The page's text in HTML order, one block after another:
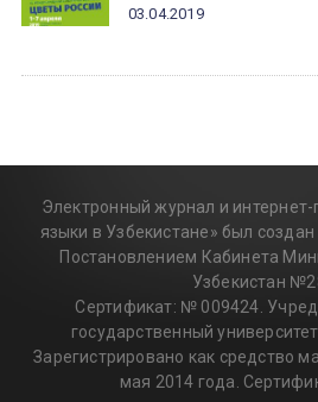
03.04.2019
Электронный журнал и
языки в Узбекистане» был
Постановлением Кабинета
Узбекистан
Сертификат: № 009424.
государственный
Зарегистрировано как средство
мая 2014 года.